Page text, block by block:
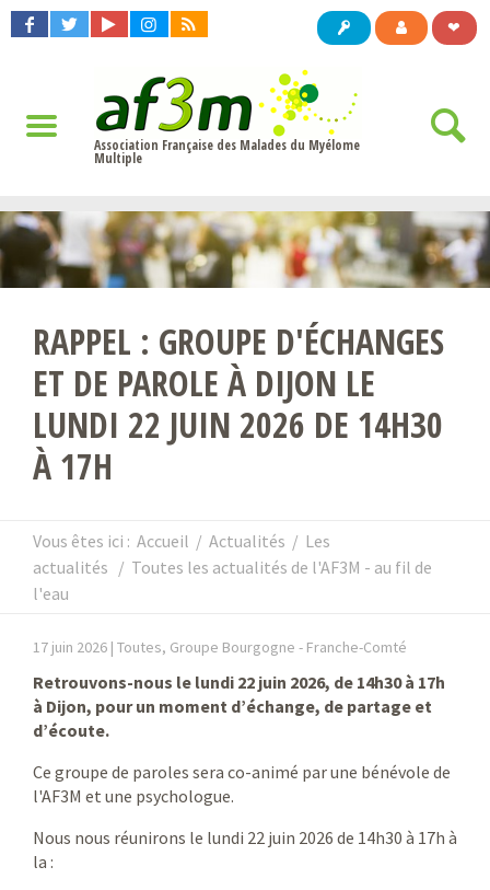
❤
Association Française des Malades du Myélome
Multiple
RAPPEL : GROUPE D'ÉCHANGES
ET DE PAROLE À DIJON LE
LUNDI 22 JUIN 2026 DE 14H30
À 17H
Vous êtes ici : Accueil / Actualités / Les
actualités / Toutes les actualités de l'AF3M - au fil de
l'eau
17 juin 2026 | Toutes, Groupe Bourgogne - Franche-Comté
Retrouvons-nous le lundi 22 juin 2026, de 14h30 à 17h
à Dijon, pour un moment d’échange, de partage et
d’écoute.
Ce groupe de paroles sera co-animé par une bénévole de
l'AF3M et une psychologue.
Nous nous réunirons le lundi 22 juin 2026 de 14h30 à 17h à
la :